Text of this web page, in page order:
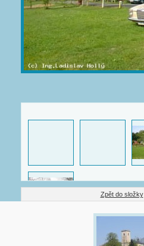
Zpět do složky